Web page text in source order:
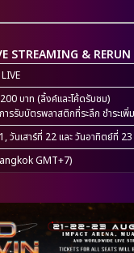
STREAMING & RERUN
บาท (ลิ้งค์และโค้ดรับชม)
รรับบัตรพลาสติกที่ระลึก ชำระเพิ่
วันเสาร์ที่ 22 และ วันอาทิตย์ที่
GMT+7)